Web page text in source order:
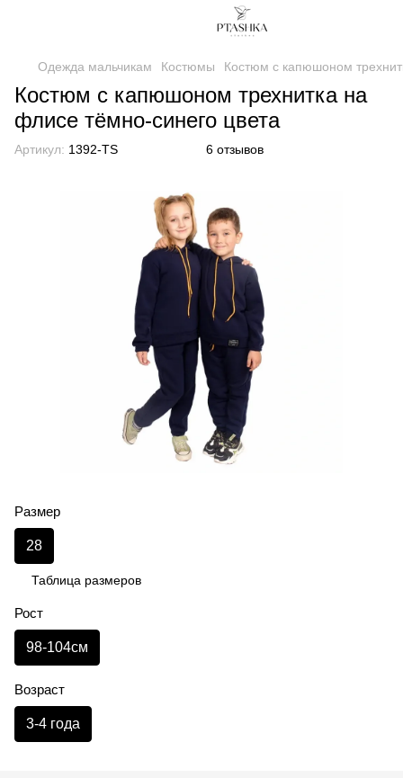
Одежда мальчикам Костюмы Костюм с капюшоном
Костюм с капюшоном трехнитка на
флисе тёмно-синего цвета
Артикул: 1392-TS 6 отзывов
Размер
28
Таблица размеров
Рост
98-104см
Возраст
3-4 года